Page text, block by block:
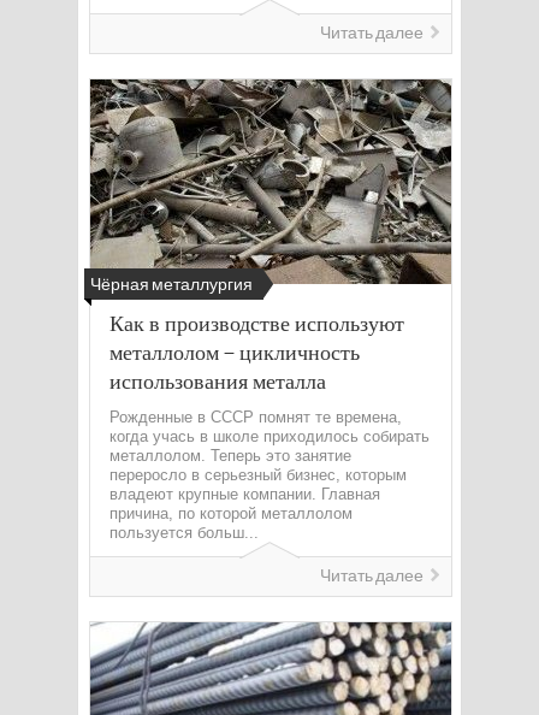
Читать далее
Чёрная металлургия
Как в производстве используют
металлолом – цикличность
использования металла
Рожденные в СССР помнят те времена,
когда учась в школе приходилось собирать
металлолом. Теперь это занятие
переросло в серьезный бизнес, которым
владеют крупные компании. Главная
причина, по которой металлолом
пользуется больш...
Читать далее